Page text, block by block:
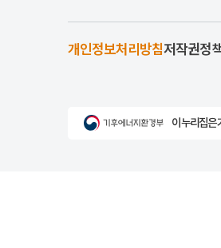
개인정보처리방침저작권정
이 누리집은